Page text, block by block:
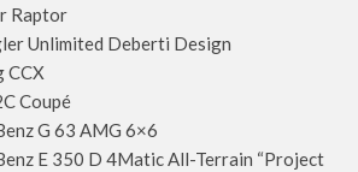
Raptor
Unlimited Deberti Design
CCX
Coupé
G 63 AMG 6×6
E 350 D 4Matic All-Terrain “Project